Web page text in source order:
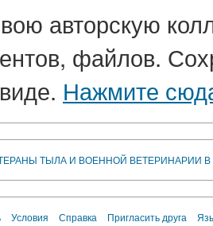
авторскую
файлов.
Нажмите
ТЫЛА И ВОЕННОЙ ВЕТЕРИНАРИИ
Условия Справка Пригласить друга